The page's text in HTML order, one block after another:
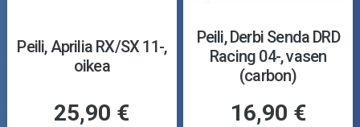
Peili, Aprilia RX/SX 11-,
oikea
25,90 €
Peili, Derbi Senda DRD
Racing 04-, vasen
(carbon)
16,90 €